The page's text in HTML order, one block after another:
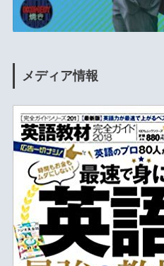
メディア情報